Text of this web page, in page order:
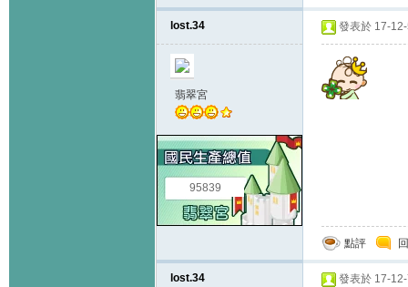
lost.34
翡翠宮
95839
發表於 17-
點評
lost.34 發表於 17-